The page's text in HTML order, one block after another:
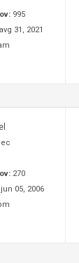
995
31, 2021
270
05, 2006